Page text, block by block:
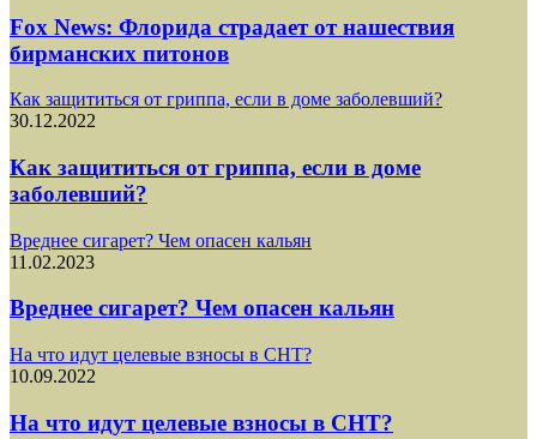
Fox News: Флорида страдает от нашествия
бирманских питонов
Как защититься от гриппа, если в доме заболевший?
30.12.2022
Как защититься от гриппа, если в доме
заболевший?
Вреднее сигарет? Чем опасен кальян
11.02.2023
Вреднее сигарет? Чем опасен кальян
На что идут целевые взносы в СНТ?
10.09.2022
На что идут целевые взносы в СНТ?